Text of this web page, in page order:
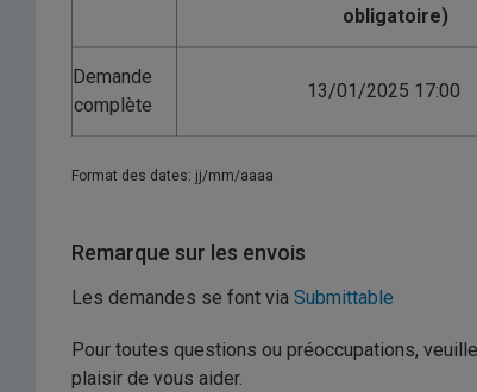
Demande
complète
13/01/2025 17:00
Format des dates: jj/mm/aaaa
Remarque sur les envois
Les demandes se font via Submittable
Pour toutes questions ou préoccupations,
plaisir de vous aider.